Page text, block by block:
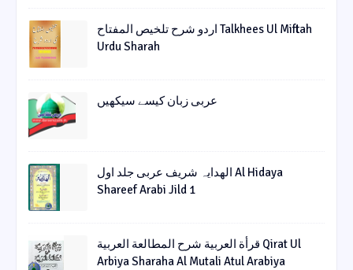
اردو شرح تلخیص المفتاح Talkhees Ul Miftah
Urdu Sharah
عربی زبان کیسے سیکھیں
الھدایہ شریف عربی جلد اول Al Hidaya
Shareef Arabi Jild 1
قرأة العربیة شرح المطالعة العربیة Qirat Ul
Arbiya Sharaha Al Mutali Atul Arabiya